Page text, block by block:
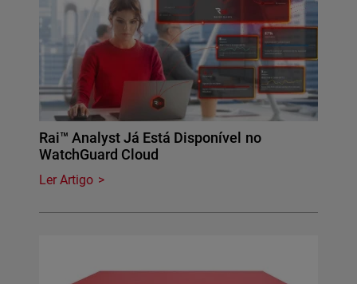
Rai™ Analyst Já Está Disponível no
WatchGuard Cloud
Ler Artigo